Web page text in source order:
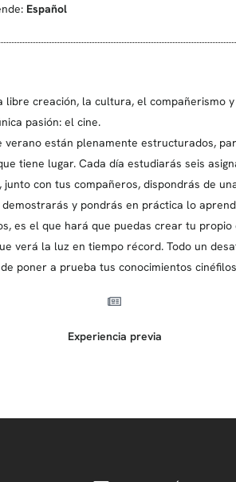
Español
libre creación, la cultura, el compañerismo
pasión: el cine.
verano están plenamente estructurados,
tiene lugar. Cada día estudiarás seis
junto con tus compañeros, dispondrás de
y pondrás en práctica lo
es el que hará que puedas crear tu
verá la luz en tiempo récord. Todo un
poner a prueba tus conocimientos
Experiencia previa